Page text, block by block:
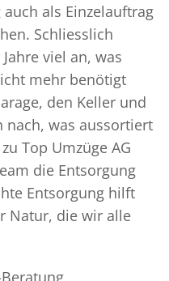
als Einzelauftrag
Schliesslich
viel an, was
mehr benötigt
den Keller und
nach, was aussortiert
Top Umzüge AG
die Entsorgung
Entsorgung hilft
Natur, die wir alle